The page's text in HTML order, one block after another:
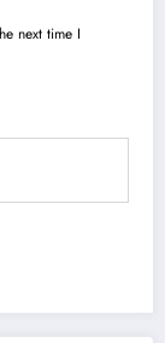
next time I